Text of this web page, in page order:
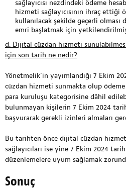
sağlayıcısı nezdindeki ödeme
hizmeti sağlayıcısının ihraç ettiği
kullanılacak şekilde geçerli
emri başlatmak için
d. Dijital cüzdan hizmeti
için son tarih ne nedir?
Yönetmelik’in yayımlandığı 7 Ekim
cüzdan hizmeti sunmakta olup
para kuruluşu kategorisine dâhil
bulunmayan kişilerin 7 Ekim 2024
başvurarak gerekli izinleri almaları
Bu tarihten önce dijital cüzdan
sağlayıcıları ise yine 7 Ekim 2024
düzenlemelere uyum sağlamak
Sonuç